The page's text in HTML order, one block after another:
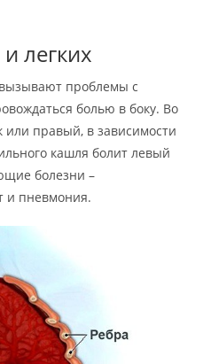
легких
проблемы с
болью в боку. Во
правый, в зависимости
кашля болит левый
болезни –
и пневмония.